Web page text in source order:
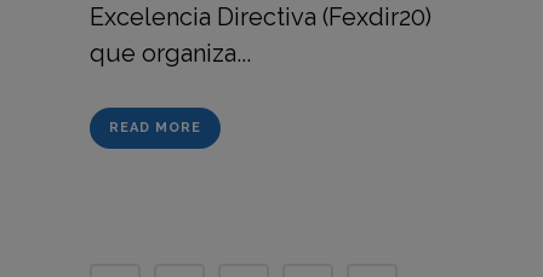
Excelencia Directiva (Fexdir20)
que organiza...
READ MORE